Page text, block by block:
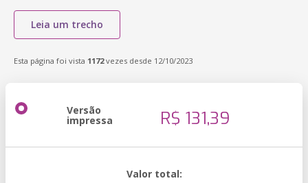
Leia um trecho
Esta página foi vista 1172vezes desde 12/10/2023
Versão
impressa R$ 131,39
Valor total: